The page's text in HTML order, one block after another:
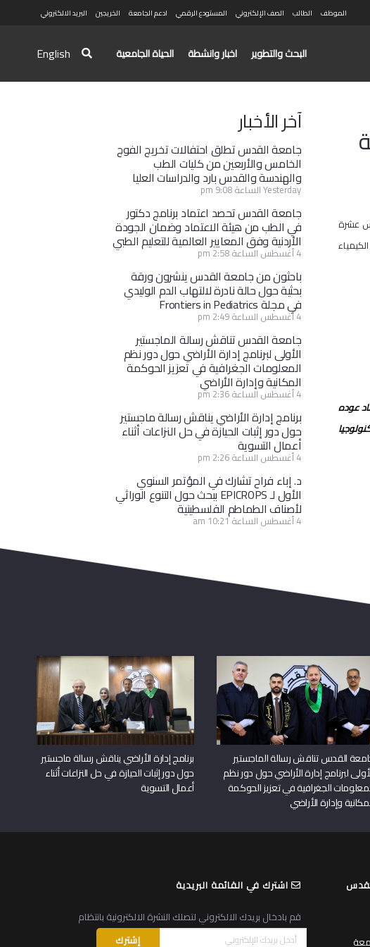
الموظف الطالب الصف الإلكتروني المستودع الرقمي ادعم الجامعة الخريجين البريد الالكتروني
البحث والتطوير اخبار وانشطة الحياة الجامعية English
عشرة
الكيمياء
عوده
آخر الأخبار
جامعة القدس تطلق احتفالات تخريج الفوج
الخامس والأربعين من كليات الطب
والهندسة والقدس بارد والدراسات العليا
Yesterday الساعة 9:08 pm
جامعة القدس تحصد اعتماد برنامج دكتور
في الطب من هيئة الاعتماد وضمان الجودة
الأردنية وفق المعايير العالمية للتعليم الطبي
4 أغسطس الساعة 2:58 pm
باحثون من جامعة القدس ينشرون ورقة
بحثية حول حالة نادرة لالتهاب الدم الوليدي
في مجلة Frontiers in Pediatrics
4 أغسطس الساعة 2:49 pm
جامعة القدس تناقش رسالة الماجستير
الأولى لبرنامج إدارة الأراضي حول دور نظم
المعلومات الجغرافية في تعزيز الحوكمة
المكانية وإدارة الأراضي
4 أغسطس الساعة 2:36 pm
برنامج إدارة الأراضي يناقش رسالة ماجستير
حول دور إثبات الحيازة في حل النزاعات أثناء
أعمال التسوية
4 أغسطس الساعة 2:26 pm
د. إباء فراح تشارك في المؤتمر السنوي
الأول لـ EPICROPS ببحث حول التنوع الوراثي
لأصناف الطماطم الفلسطينية
4 أغسطس الساعة 10:21 am
القدس تناقش رسالة الماجستير
لبرنامج إدارة الأراضي حول دور نظم
الجغرافية في تعزيز الحوكمة
وإدارة الأراضي
برنامج إدارة الأراضي يناقش رسالة ماجستير
حول دور إثبات الحيازة في حل النزاعات أثناء
أعمال التسوية
اشترك في القائمة البريدية
قم بادخال بريدك الالكتروني لتصلك النشرة الالكترونية بانتظام